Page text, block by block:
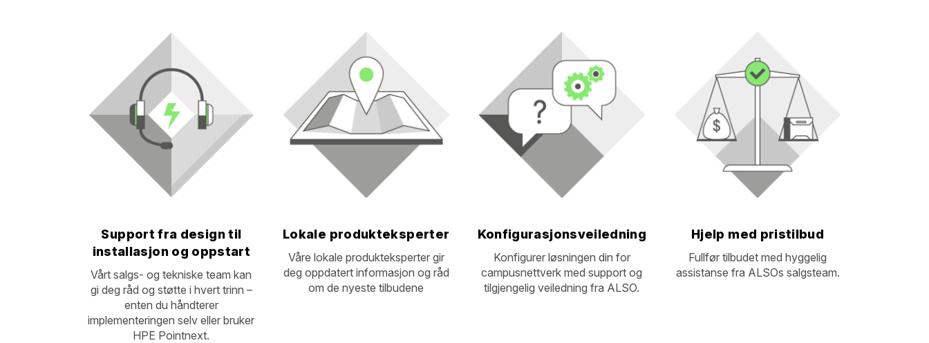
Support fra design til
installasjon og oppstart
Vårt salgs- og tekniske team kan
gi deg råd og støtte i hvert trinn –
enten du håndterer
implementeringen selv eller bruker
HPE Pointnext.
Lokale produkteksperter
Våre lokale produkteksperter gir
deg oppdatert informasjon og råd
om de nyeste tilbudene
Konfigurasjonsveiledning
Konfigurer løsningen din for
campusnettverk med support og
tilgjengelig veiledning fra ALSO.
Hjelp med pristilbud
Fullfør tilbudet med hyggelig
assistanse fra ALSOs salgsteam.